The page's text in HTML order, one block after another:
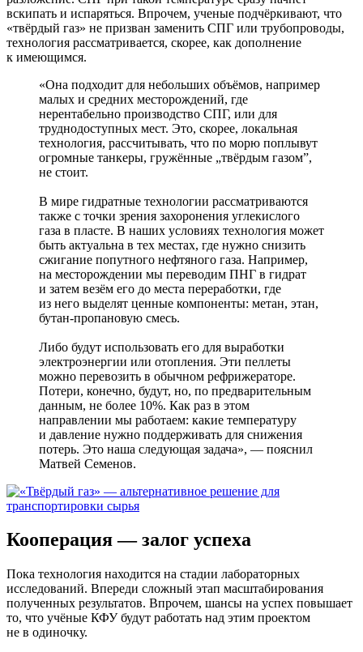
вскипать и испаряться. Впрочем, ученые подчёркивают, что
«твёрдый газ» не призван заменить СПГ или трубопроводы,
технология рассматривается, скорее, как дополнение
к имеющимся.
«Она подходит для небольших объёмов, например
малых и средних месторождений, где
нерентабельно производство СПГ, или для
труднодоступных мест. Это, скорее, локальная
технология, рассчитывать, что по морю поплывут
огромные танкеры, гружённые „твёрдым газом”,
не стоит.
В мире гидратные технологии рассматриваются
также с точки зрения захоронения углекислого
газа в пласте. В наших условиях технология может
быть актуальна в тех местах, где нужно снизить
сжигание попутного нефтяного газа. Например,
на месторождении мы переводим ПНГ в гидрат
и затем везём его до места переработки, где
из него выделят ценные компоненты: метан, этан,
бутан-­пропановую смесь.
Либо будут использовать его для выработки
электроэнергии или отопления. Эти пеллеты
можно перевозить в обычном рефрижераторе.
Потери, конечно, будут, но, по предварительным
данным, не более 10%. Как раз в этом
направлении мы работаем: какие температуру
и давление нужно поддерживать для снижения
потерь. Это наша следующая задача», ― пояснил
Матвей Семенов.
Кооперация ― залог успеха
Пока технология находится на стадии лабораторных
исследований. Впереди сложный этап масштабирования
полученных результатов. Впрочем, шансы на успех повышает
то, что учёные КФУ будут работать над этим проектом
не в одиночку.